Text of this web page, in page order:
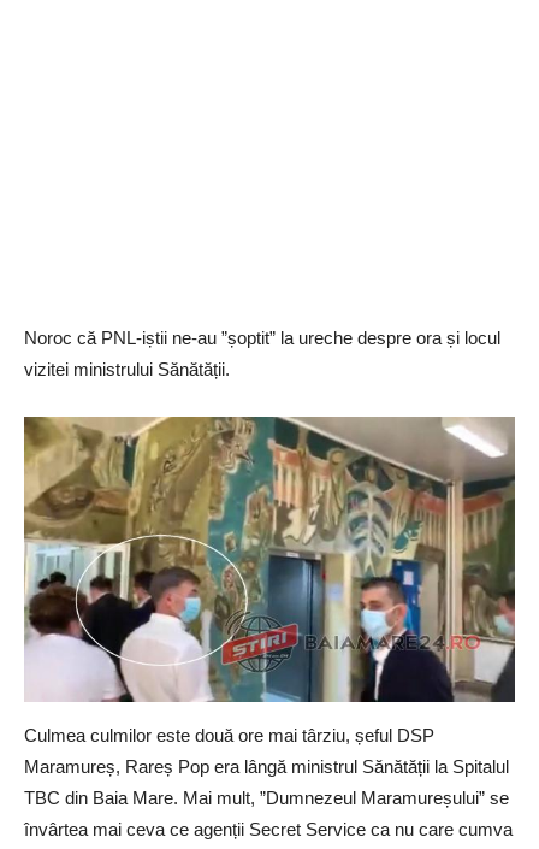
Noroc că PNL-iștii ne-au ”șoptit” la ureche despre ora și locul
vizitei ministrului Sănătății.
Culmea culmilor este două ore mai târziu, șeful DSP
Maramureș, Rareș Pop era lângă ministrul Sănătății la Spitalul
TBC din Baia Mare. Mai mult, ”Dumnezeul Maramureșului” se
învârtea mai ceva ce agenții Secret Service ca nu care cumva